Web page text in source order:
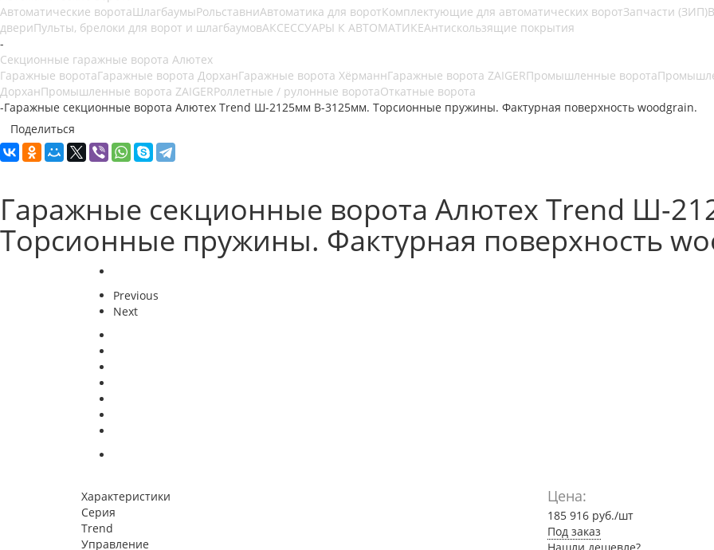
Автоматические воротаШлагбаумыРольставниАвтоматика для воротКомплектующие для автоматических воротЗапчасти (ЗИП)
двериПульты, брелоки для ворот и шлагбаумовАКСЕССУАРЫ К АВТОМАТИКЕАнтискользящие покрытия
-
Секционные гаражные ворота Алютех
Гаражные воротаГаражные ворота ДорханГаражные ворота ХёрманнГаражные ворота ZAIGERПромышленные ворота
ДорханПромышленные ворота ZAIGERРоллетные / рулонные воротаОткатные ворота
-Гаражные секционные ворота Алютех Trend Ш-2125мм В-3125мм. Торсионные пружины. Фактурная поверхность woodgrain.
Поделиться
Гаражные секционные ворота Алютех Trend Ш-
Торсионные пружины. Фактурная поверхность
Previous
Next
Характеристики
Серия
Trend
Управление
Цена:
185 916 руб./шт
Под заказ